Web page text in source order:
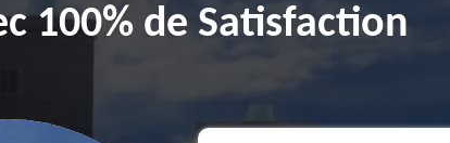
100% de Satisfaction